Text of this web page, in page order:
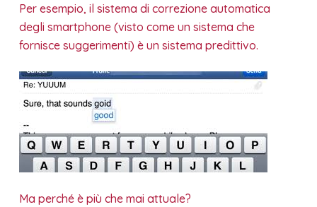
Per esempio, il sistema di correzione automatica
degli smartphone (visto come un sistema che
fornisce suggerimenti) è un sistema predittivo.
Ma perché è più che mai attuale?